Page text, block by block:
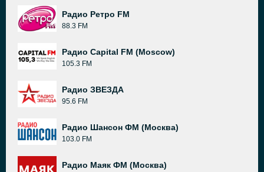
Радио Ретро FM
88.3 FM
Радио Capital FM (Moscow)
105.3 FM
Радио ЗВЕЗДА
95.6 FM
Радио Шансон ФМ (Москва)
103.0 FM
Радио Маяк ФМ (Москва)